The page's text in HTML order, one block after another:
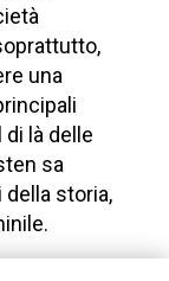
una
là delle
sa
storia,